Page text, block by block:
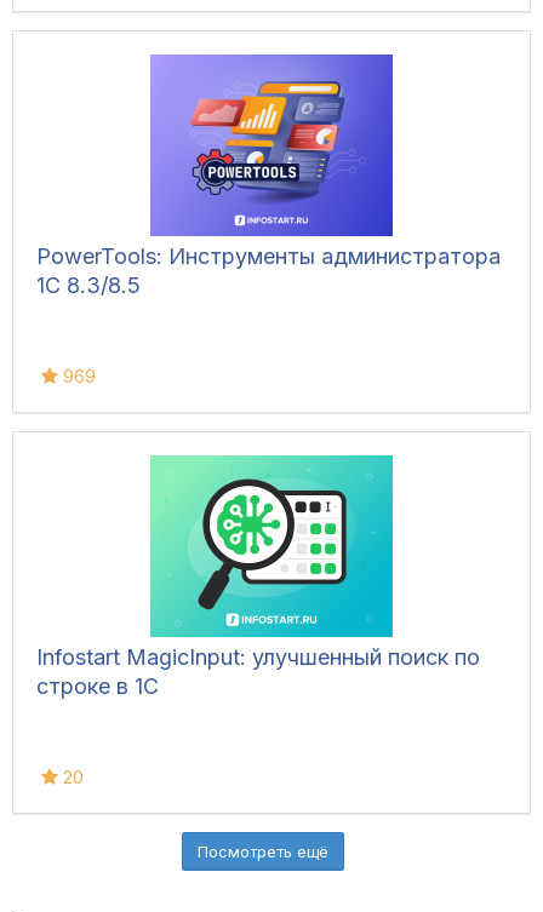
PowerTools: Инструменты администратора
1С 8.3/8.5
969
Infostart MagicInput: улучшенный поиск по
строке в 1С
20
Посмотреть ещё